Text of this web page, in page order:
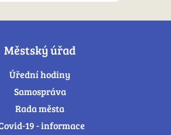
Městský úřad
Úřední hodiny
Samospráva
Rada města
19 - informace